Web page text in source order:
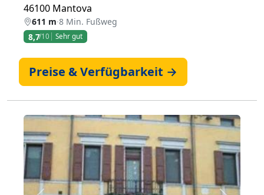
46100 Mantova
611 m·8 Min. Fußweg
8,7/10 Sehr gut
Preise & Verfügbarkeit →